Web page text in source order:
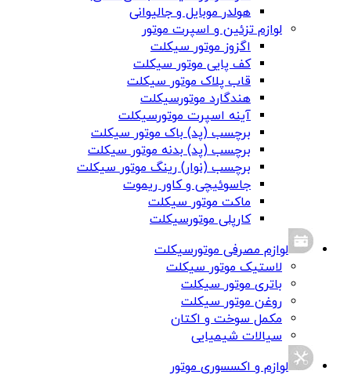
هولدر موبایل و جالیوانی
لوازم تزئین و اسپرت موتور
اگزوز موتور سیکلت
کف پایی موتور سیکلت
قاب پلاک موتور سیکلت
هندگارد موتورسیکلت
آینه اسپرت موتورسیکلت
برچسب (پد) باک موتور سیکلت
برچسب (پد) بدنه موتور سیکلت
برچسب (نوار) رینگ موتور سیکلت
جاسوئیچی و کاور ریموت
ماکت موتور سیکلت
کارپلی موتورسیکلت
لوازم مصرفی موتورسیکلت
لاستیک موتور سیکلت
باتری موتور سیکلت
روغن موتور سیکلت
مکمل سوخت و اکتان
سیالات شیمیایی
لوازم و اکسسوری موتور